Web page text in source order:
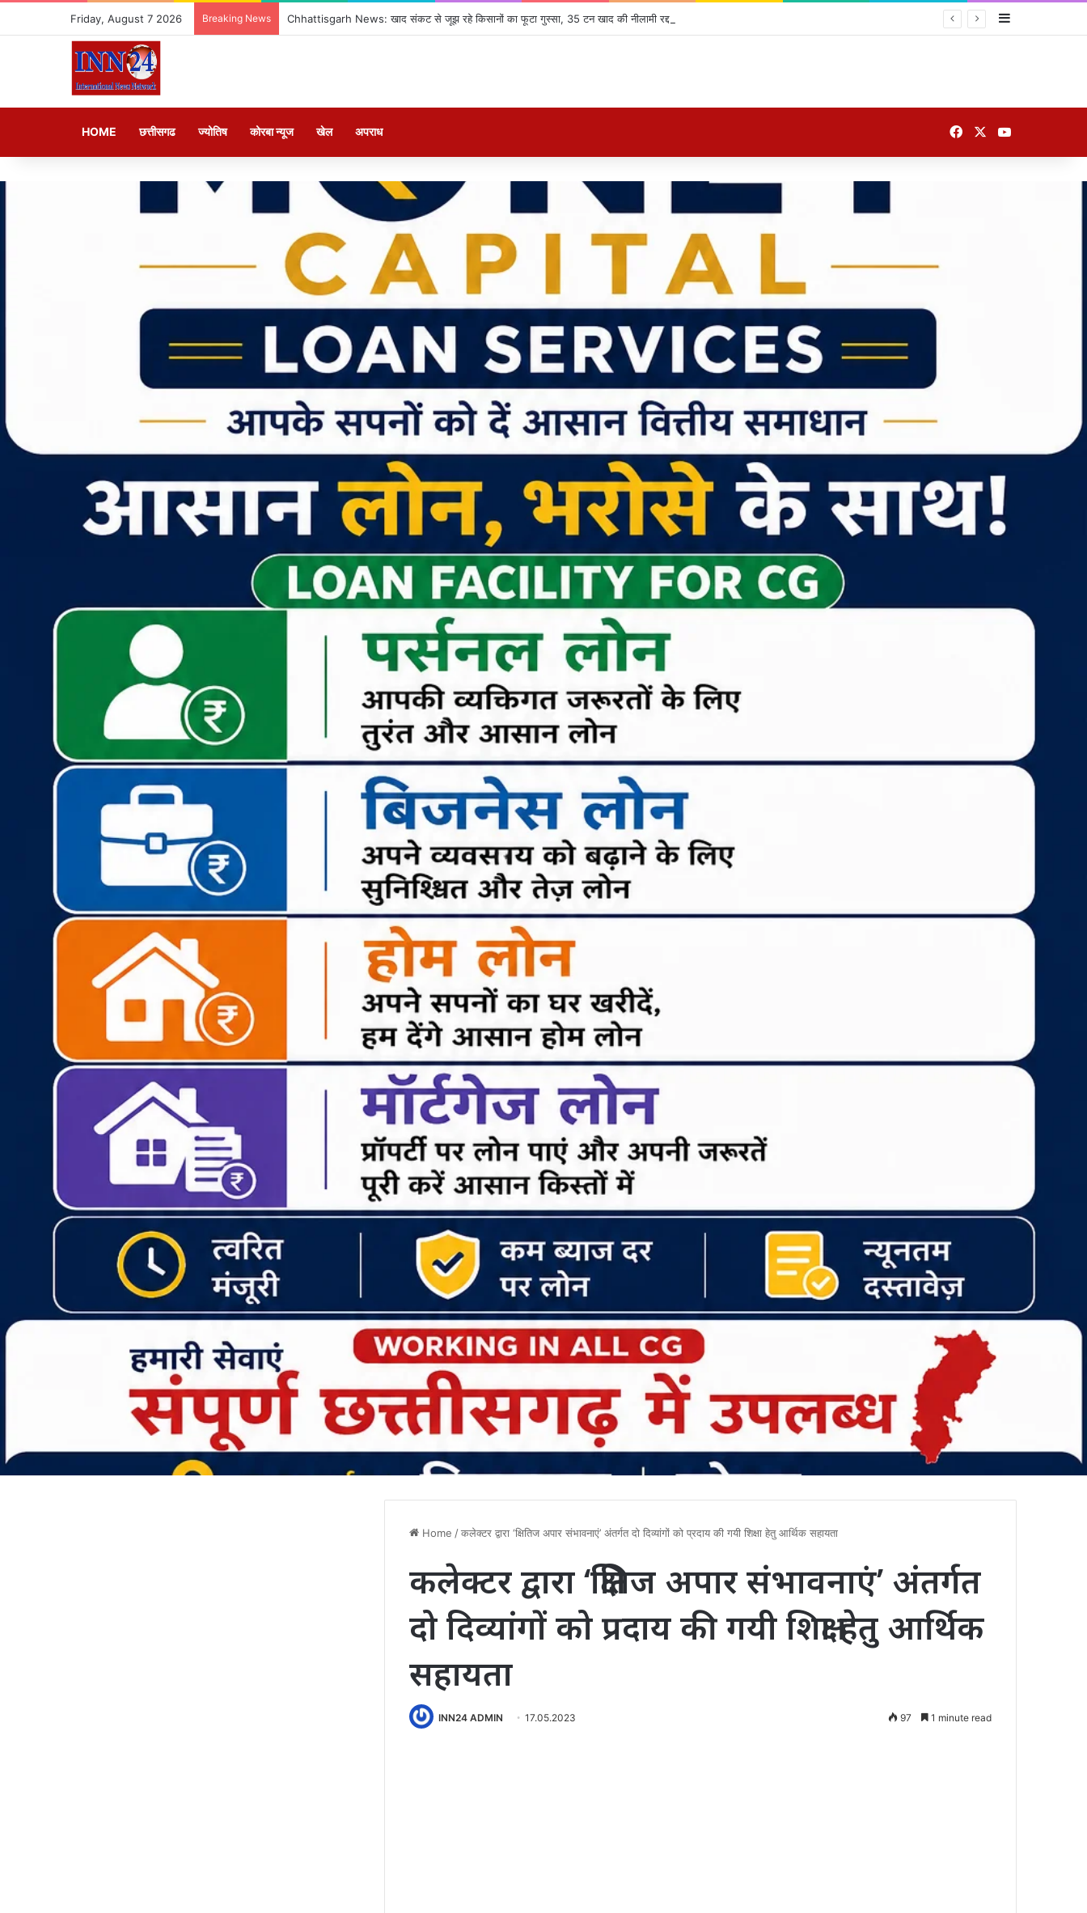
Friday, August 7 2026 Breaking News Chhattisgarh News: खाद संकट से जूझ रहे किसानों का फूटा गुस्सा, 35 टन खाद की नीलामी रद्द होने पर सड़क पर उतरे Sidebar
HOME छत्तीसगढ ज्योतिष कोरबा न्यूज खेल अपराध FacebookYouTube
Home /कलेक्टर द्वारा ‘क्षितिज अपार संभावनाएं’ अंतर्गत दो दिव्यांगों को प्रदाय की गयी शिक्षा हेतु आर्थिक सहायता
कलेक्टर द्वारा ‘क्षितिज अपार संभावनाएं’ अंतर्गत
दो दिव्यांगों को प्रदाय की गयी शिक्षा हेतु आर्थिक
सहायता
INN24 ADMIN 17.05.2023 97 1 minute read